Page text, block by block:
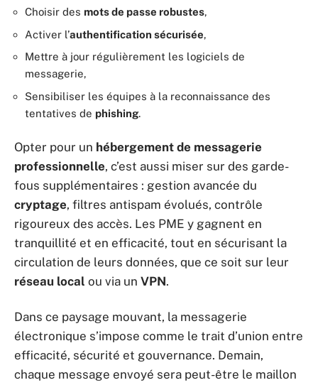
Choisir des mots de passe robustes,
Activer l’authentification sécurisée,
Mettre à jour régulièrement les logiciels de
messagerie,
Sensibiliser les équipes à la reconnaissance des
tentatives de phishing.
Opter pour un hébergement de messagerie
professionnelle, c’est aussi miser sur des garde-
fous supplémentaires : gestion avancée du
cryptage, filtres antispam évolués, contrôle
rigoureux des accès. Les PME y gagnent en
tranquillité et en efficacité, tout en sécurisant la
circulation de leurs données, que ce soit sur leur
réseau local ou via un VPN.
Dans ce paysage mouvant, la messagerie
électronique s’impose comme le trait d’union entre
efficacité, sécurité et gouvernance. Demain,
chaque message envoyé sera peut-être le maillon